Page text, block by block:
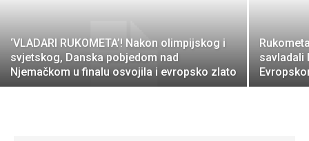
‘VLADARI RUKOMETA’! Nakon olimpijskog i
svjetskog, Danska pobjedom nad
Njemačkom u finalu osvojila i evropsko zlato
savladali